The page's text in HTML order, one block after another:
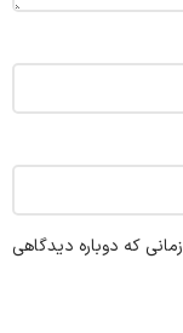
که دوباره دیدگاهی